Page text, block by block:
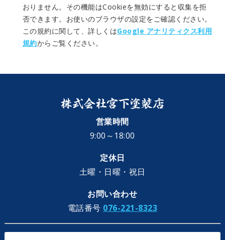
おりません。その機能はCookieを無効にすると収集を拒
否できます。お使いのブラウザの設定をご確認ください。
この規約に関して、詳しくはGoogle アナリティクス利用
規約からご覧ください。
営業時間
9:00～18:00
定休日
土曜・日曜・祝日
お問い合わせ
電話番号 076-221-8323